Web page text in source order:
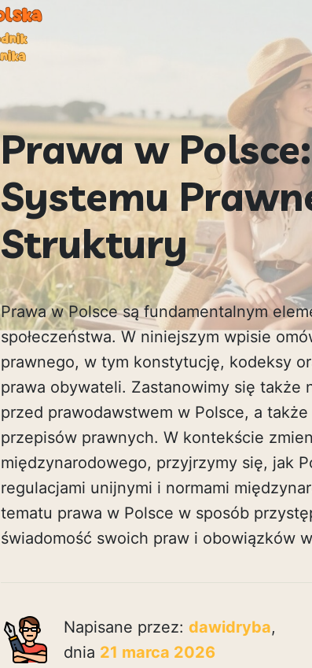
Prawa w
Systemu
Struktury
Prawa w Polsce są fundamentalnym
społeczeństwa. W niniejszym wpisie
prawnego, w tym konstytucję, kodeksy
prawa obywateli. Zastanowimy się także
przed prawodawstwem w Polsce, a
przepisów prawnych. W kontekście
międzynarodowego, przyjrzymy się, jak
regulacjami unijnymi i normami
tematu prawa w Polsce w sposób
świadomość swoich praw i obowiązków
Napisane przez: dawidryba,
dnia 21 marca 2026